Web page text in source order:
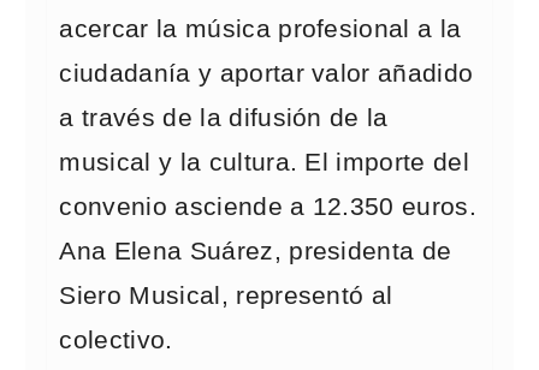
acercar la música profesional a la
ciudadanía y aportar valor añadido
a través de la difusión de la
musical y la cultura. El importe del
convenio asciende a 12.350 euros.
Ana Elena Suárez, presidenta de
Siero Musical, representó al
colectivo.